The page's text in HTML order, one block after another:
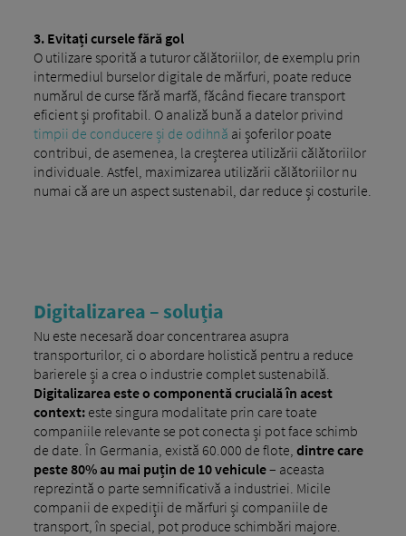
3. Evitați cursele fără gol
O utilizare sporită a tuturor călătoriilor, de exemplu prin
intermediul burselor digitale de mărfuri, poate reduce
numărul de curse fără marfă, făcând fiecare transport
eficient și profitabil. O analiză bună a datelor privind
timpii de conducere și de odihnă ai șoferilor poate
contribui, de asemenea, la creșterea utilizării călătoriilor
individuale. Astfel, maximizarea utilizării călătoriilor nu
numai că are un aspect sustenabil, dar reduce și costurile.
Digitalizarea – soluția
Nu este necesară doar concentrarea asupra
transporturilor, ci o abordare holistică pentru a reduce
barierele și a crea o industrie complet sustenabilă.
Digitalizarea este o componentă crucială în acest
context:este singura modalitate prin care toate
companiile relevante se pot conecta și pot face schimb
de date. În Germania, există 60.000 de flote, dintre care
peste 80% au mai puțin de 10 vehicule– aceasta
reprezintă o parte semnificativă a industriei. Micile
companii de expediții de mărfuri și companiile de
transport, în special, pot produce schimbări majore.